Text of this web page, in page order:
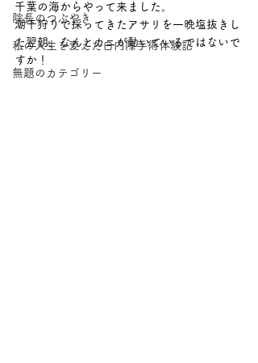
院長のつぶやき
私の人生を変えた白内障手術体験記
無題のカテゴリー
千葉の海からやって来ました。
潮干狩りで採ってきたアサリを一晩塩抜きし
た翌朝、なんとカニが動いているではないで
すか！